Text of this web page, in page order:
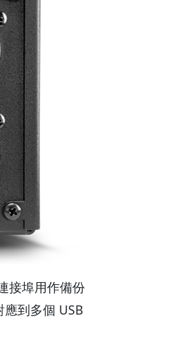
接埠用作備份
到多個 USB